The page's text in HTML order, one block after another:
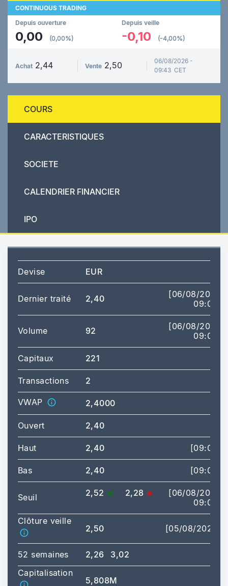
CONTINUOUS TRADING
Depuis ouverture
0,00 (0,00%)
Depuis veille
-0,10 (-4,00%)
Achat 2,44 Vente 2,50
06/08/2026 -
09:43 CET
COURS
CARACTERISTIQUES
SOCIETE
CALENDRIER FINANCIER
IPO
Devise EUR
Dernier traité 2,40
[06/08/2026
09:00]
Volume 92
[06/08/2026
09:00]
Capitaux 221
Transactions 2
VWAP 2,4000
Ouvert 2,40
Haut 2,40 [09:00]
Bas 2,40 [09:00]
Seuil 2,52 2,28
[06/08/2026
09:00]
Clôture veille
2,50 [05/08/2026]
52 semaines 2,26
3,02
Capitalisation
5,808M